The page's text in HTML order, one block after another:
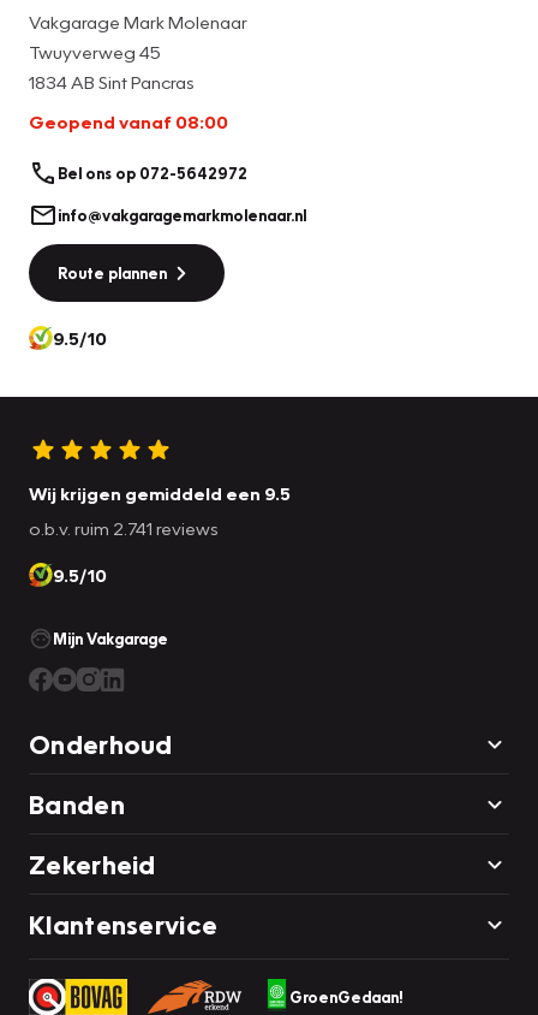
Vakgarage Mark Molenaar
Twuyverweg 45
1834 AB Sint Pancras
Geopend vanaf 08:00
Bel ons op 072-5642972
info@vakgaragemarkmolenaar.nl
Route plannen
9.5/10
Wij krijgen gemiddeld een 9.5
o.b.v. ruim 2.741 reviews
9.5/10
Mijn Vakgarage
Onderhoud
Banden
Zekerheid
Klantenservice
GroenGedaan!